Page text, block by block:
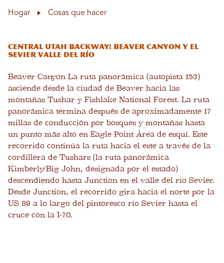
Hogar Cosas que hacer
Central Utah Backway: Beaver Canyon y el
Sevier Valle del río
Beaver Canyon La ruta panorámica (autopista 153)
asciende desde la ciudad de Beaver hacia las
montañas Tushar y Fishlake National Forest. La ruta
panorámica termina después de aproximadamente 17
millas de conducción por bosques y montañas hasta
un punto más alto en Eagle Point Área de esquí. Este
recorrido continúa la ruta hacia el este a través de la
cordillera de Tushars (la ruta panorámica
Kimberly/Big John, designada por el estado)
descendiendo hasta Junction en el valle del río Sevier.
Desde Junction, el recorrido gira hacia el norte por la
US 89 a lo largo del pintoresco río Sevier hasta el
cruce con la I-70.